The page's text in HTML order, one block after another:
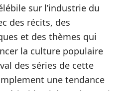
sur l’industrie du
des récits, des
et des thèmes qui
la culture populaire
des séries de cette
une tendance